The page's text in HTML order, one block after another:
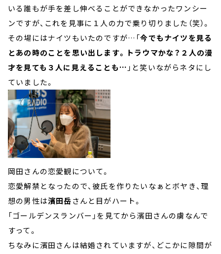
いる誰もが手を差し伸べることができなかったワンシー
ンですが、これを見事に１人の力で乗り切りました（笑）。
その場にはナイツもいたのですが…「今でもナイツを見る
とあの時のことを思い出します。トラウマかな？２人の漫
才を見ても３人に見えることも… 」と笑いながらネタにし
ていました。
岡田さんの恋愛観について。
恋愛解禁となったので、彼氏を作りたいなぁとボヤき、理
想の男性は濱田岳さんと目がハート。
「ゴールデンスランバー」を見てから濱田さんの虜なんで
すって。
ちなみに濱田さんは結婚されていますが、どこかに隙間が